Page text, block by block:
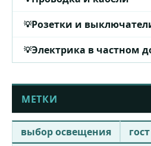
Розетки и
Электрика в частном
МЕТКИ
выбор освещения
гост